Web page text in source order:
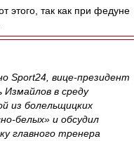
этого, так как при федуне
Sport24, вице-президент
в среду
из болельщицких
белых» и обсудил
главного тренера